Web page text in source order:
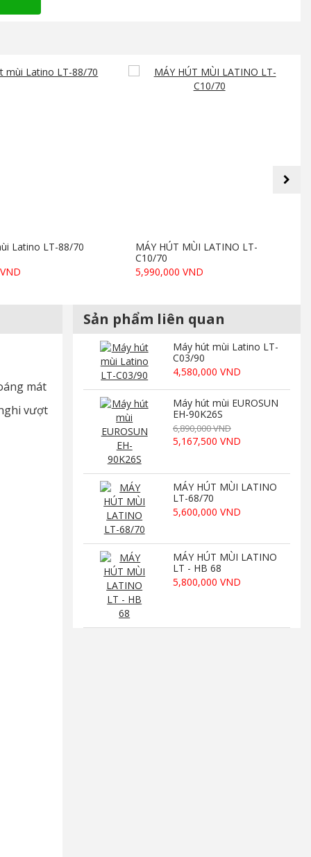
Latino LT-88/70
MÁY HÚT MÙI LATINO LT-
C10/70
5,990,000 VND
next
mát
vượt
Sản phẩm liên quan
Máy hút mùi Latino LT-
C03/90
4,580,000 VND
Máy hút mùi EUROSUN
EH-90K26S
6,890,000 VND
5,167,500 VND
MÁY HÚT MÙI LATINO
LT-68/70
5,600,000 VND
MÁY HÚT MÙI LATINO
LT - HB 68
5,800,000 VND